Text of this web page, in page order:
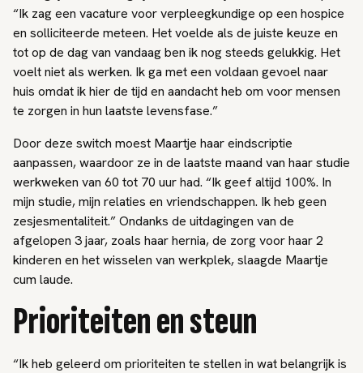
“Ik zag een vacature voor verpleegkundige op een hospice
en solliciteerde meteen. Het voelde als de juiste keuze en
tot op de dag van vandaag ben ik nog steeds gelukkig. Het
voelt niet als werken. Ik ga met een voldaan gevoel naar
huis omdat ik hier de tijd en aandacht heb om voor mensen
te zorgen in hun laatste levensfase.”
Door deze switch moest Maartje haar eindscriptie
aanpassen, waardoor ze in de laatste maand van haar studie
werkweken van 60 tot 70 uur had. “Ik geef altijd 100%. In
mijn studie, mijn relaties en vriendschappen. Ik heb geen
zesjesmentaliteit.” Ondanks de uitdagingen van de
afgelopen 3 jaar, zoals haar hernia, de zorg voor haar 2
kinderen en het wisselen van werkplek, slaagde Maartje
cum laude.
Prioriteiten en steun
“Ik heb geleerd om prioriteiten te stellen in wat belangrijk is